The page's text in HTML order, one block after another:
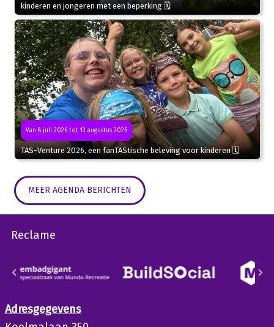
kinderen en jongeren met een beperking 🗓
Van 8 juli 2026 tot 13 augustus 2026
TAS-Venture 2026, een fanTAStische beleving voor kinderen 🗓
MEER AGENDA BERICHTEN
Reclame
Adresgegevens